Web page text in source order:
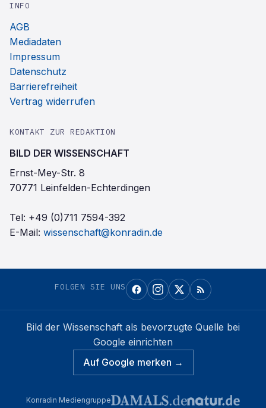
INFO
AGB
Mediadaten
Impressum
Datenschutz
Barrierefreiheit
Vertrag widerrufen
KONTAKT ZUR REDAKTION
BILD DER WISSENSCHAFT
Ernst-Mey-Str. 8
70771 Leinfelden-Echterdingen
Tel: +49 (0)711 7594-392
E-Mail: wissenschaft@konradin.de
FOLGEN SIE UNS
Bild der Wissenschaft als bevorzugte Quelle bei
Google einrichten
Auf Google merken →
Konradin Mediengruppe